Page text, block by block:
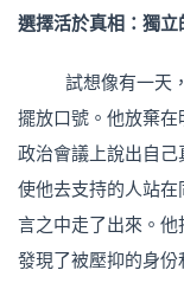
選擇活於真相：獨立
試想像有一天
擺放口號。他放棄
政治會議上說出自
使他去支持的人站
言之中走了出來。
發現了被壓抑的身